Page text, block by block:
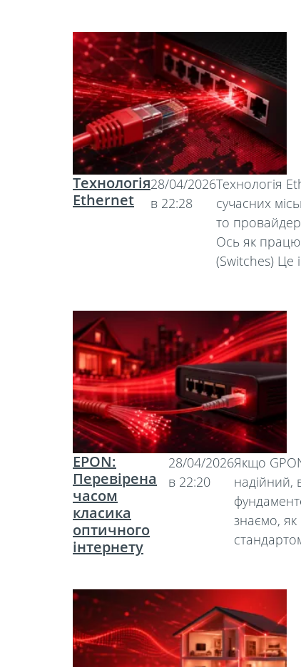
Технологія
Ethernet
28/04/2026
в 22:28
Технологія
сучасних
то
Ось як
(Switches) Це
EPON:
Перевірена
часом
класика
оптичного
інтернету
28/04/2026
в 22:20
Якщо
надійний,
знаємо,